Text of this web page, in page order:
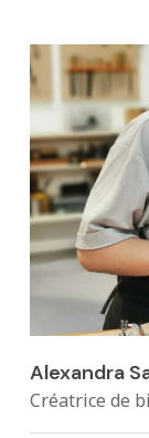
Alexandra
Créatrice de